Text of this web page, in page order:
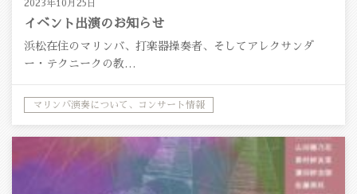
2023年10月25日
イベント出演のお知らせ
浜松在住のマリンバ、打楽器操奏者、そしてアレクサンダ
ー・テクニークの教…
マリンバ演奏について、コンサート情報